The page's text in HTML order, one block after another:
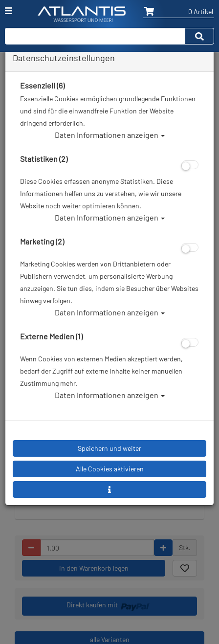
0 Artikel
Zurück
Fullsuit - Damen - Gr: 2XL #
259,00 €*
Lieferbar in 1-3
Prämienpunkte: 259
Stk.
in den Warenkorb legen
Direkt kaufen mit
alle Varianten
Datenschutzeinstellungen
Essenziell (6)
Essenzielle Cookies ermöglichen grundlegende Funktionen
und sind für die einwandfreie Funktion der Website
dringend erforderlich.
Daten Informationen anzeigen
Statistiken (2)
Diese Cookies erfassen anonyme Statistiken. Diese
Informationen helfen uns zu verstehen, wie wir unsere
Website noch weiter optimieren können.
Daten Informationen anzeigen
Marketing (2)
Marketing Cookies werden von Drittanbietern oder
Publishern verwendet, um personalisierte Werbung
anzuzeigen. Sie tun dies, indem sie Besucher über Websites
hinweg verfolgen.
Daten Informationen anzeigen
Externe Medien (1)
Wenn Cookies von externen Medien akzeptiert werden,
bedarf der Zugriff auf externe Inhalte keiner manuellen
Zustimmung mehr.
Daten Informationen anzeigen
Speichern und weiter
Alle Cookies aktivieren